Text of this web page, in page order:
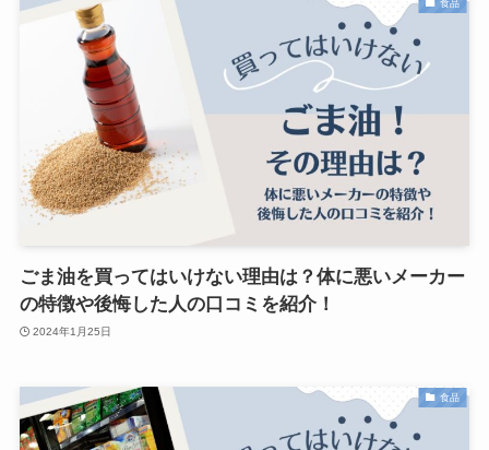
食品
ごま油を買ってはいけない理由は？体に悪いメーカー
の特徴や後悔した人の口コミを紹介！
2024年1月25日
食品